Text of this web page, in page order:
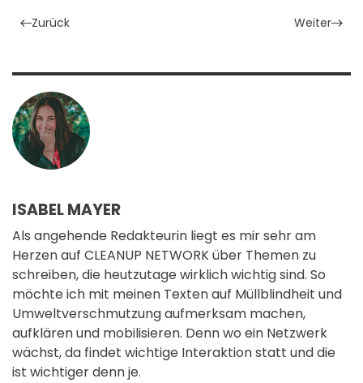
Zurück Weiter
ISABEL MAYER
Als angehende Redakteurin liegt es mir sehr am
Herzen auf CLEANUP NETWORK über Themen zu
schreiben, die heutzutage wirklich wichtig sind. So
möchte ich mit meinen Texten auf Müllblindheit und
Umweltverschmutzung aufmerksam machen,
aufklären und mobilisieren. Denn wo ein Netzwerk
wächst, da findet wichtige Interaktion statt und die
ist wichtiger denn je.